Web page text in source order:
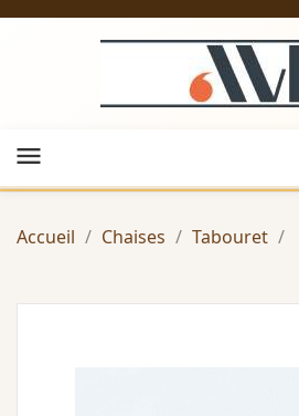
menu
Accueil Chaises Tabouret